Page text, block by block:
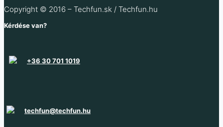
Copyright © 2016 – Techfun.sk / Techfun.hu
Kérdése van?
+36 30 701 1019
techfun@techfun.hu